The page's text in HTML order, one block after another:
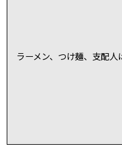
ラーメン、つけ麺、支配人